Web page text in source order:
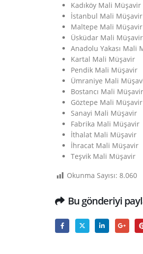
Kadıköy Mali Müşavir
İstanbul Mali Müşavir
Maltepe Mali Müşavir
Üsküdar Mali Müşavir
Anadolu Yakası Mali
Kartal Mali Müşavir
Pendik Mali Müşavir
Ümraniye Mali
Bostancı Mali Müşavir
Göztepe Mali Müşavir
Sanayi Mali Müşavir
Fabrika Mali Müşavir
İthalat Mali Müşavir
İhracat Mali Müşavir
Teşvik Mali Müşavir
Okunma Sayısı: 8.060
Bu gönderiyi